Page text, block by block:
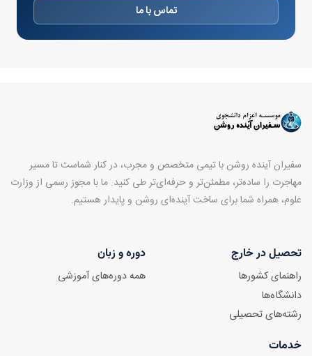
تماس با ما
سفیران آینده روشن با تیمی متخصص و مجرب، در کنار شماست تا مسیر
مهاجرت را ساده‌تر، مطمئن‌تر و حرفه‌ای‌تر طی کنید. ما با مجوز رسمی از وزارت
علوم، همراه شما برای ساخت آینده‌ای روشن و پایدار هستیم.
تحصیل در خارج
راهنمای کشورها
دانشگاه‌ها
رشته‌های تحصیلی
دوره و زبان
همه دوره‌های آموزشی
خدمات